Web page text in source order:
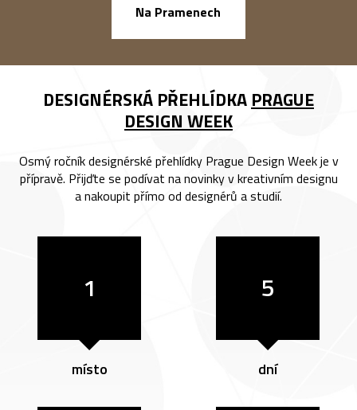
Na Pramenech
DESIGNÉRSKÁ PŘEHLÍDKA PRAGUE
DESIGN WEEK
Osmý ročník designérské přehlídky Prague Design Week je v
přípravě. Přijďte se podívat na novinky v kreativním designu
a nakoupit přímo od designérů a studií.
1
místo
5
dní